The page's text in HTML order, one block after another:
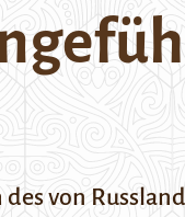
von Russland